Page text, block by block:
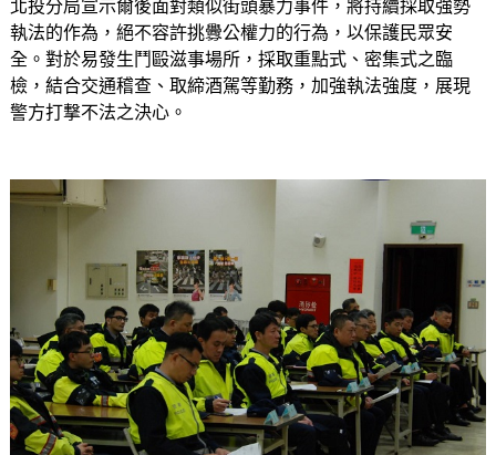
北投分局宣示爾後面對類似街頭暴力事件，將持續採取強勢
執法的作為，絕不容許挑釁公權力的行為，以保護民眾安
全。對於易發生鬥毆滋事場所，採取重點式、密集式之臨
檢，結合交通稽查、取締酒駕等勤務，加強執法強度，展現
警方打撃不法之決心。